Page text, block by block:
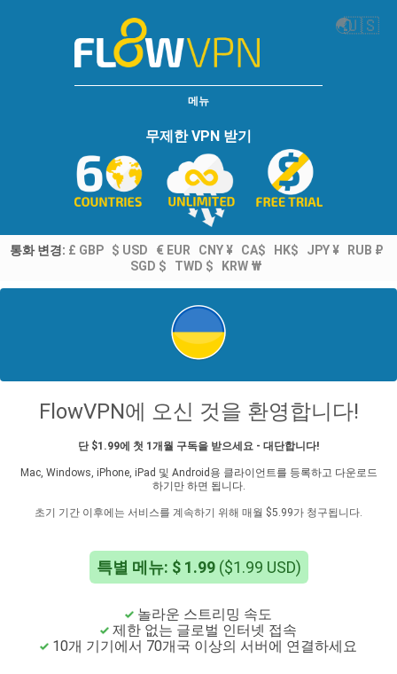
🌏🇺🇸
메뉴
무제한 VPN 받기
통화 변경: £ GBP $ USD € EUR CNY ¥ CA$ HK$ JPY ¥
RUB ₽
SGD $
TWD $ KRW ₩
FlowVPN에 오신 것을 환영합니다!
단 $1.99에 첫 1개월 구독을 받으세요 - 대단합니다!
Mac, Windows, iPhone, iPad 및 Android용 클라이언트를 등록하고 다운로드
하기만 하면 됩니다.
초기 기간 이후에는 서비스를 계속하기 위해 매월 $5.99가 청구됩니다.
특별 메뉴: $ 1.99($1.99 USD)
놀라운 스트리밍 속도
제한 없는 글로벌 인터넷 접속
10개 기기에서 70개국 이상의 서버에 연결하세요